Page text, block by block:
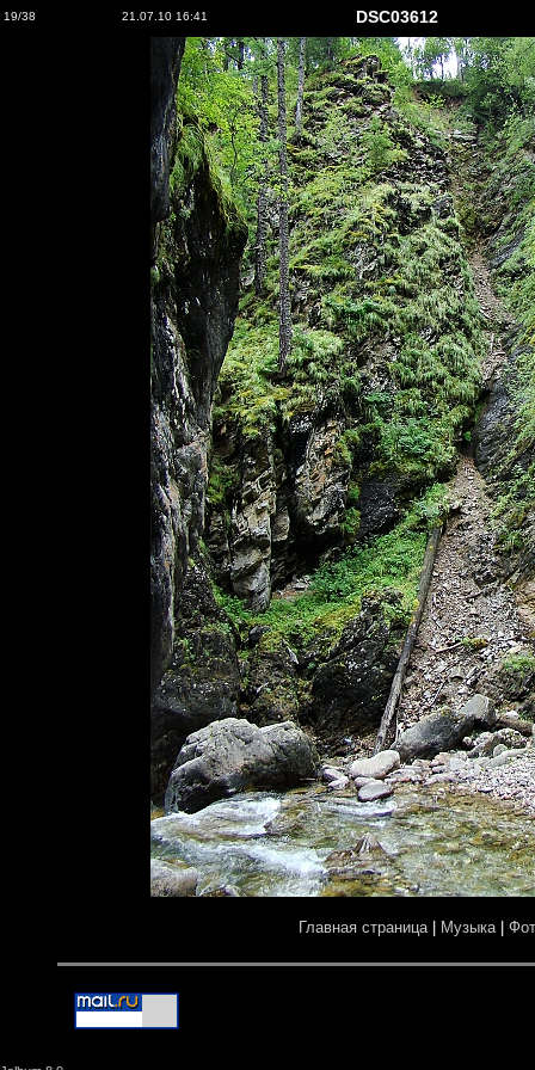
19/38 21.07.10 16:41 DSC03612
Главная страница| Музыка|